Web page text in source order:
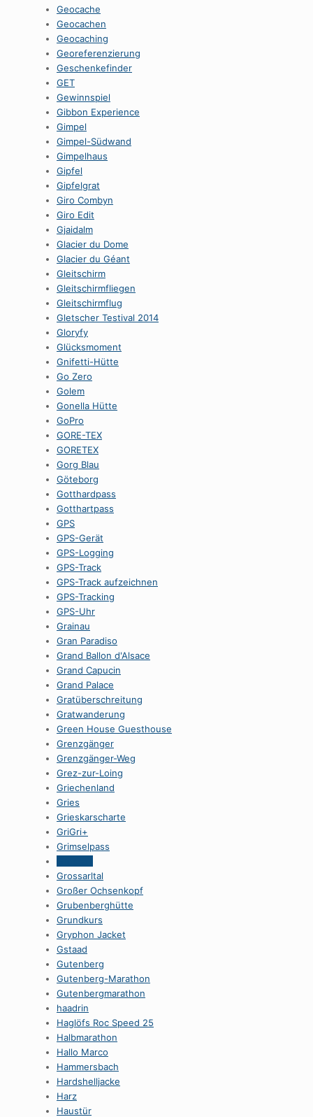
Geocache
Geocachen
Geocaching
Georeferenzierung
Geschenkefinder
GET
Gewinnspiel
Gibbon Experience
Gimpel
Gimpel-Südwand
Gimpelhaus
Gipfel
Gipfelgrat
Giro Combyn
Giro Edit
Gjaidalm
Glacier du Dome
Glacier du Géant
Gleitschirm
Gleitschirmfliegen
Gleitschirmflug
Gletscher Testival 2014
Gloryfy
Glücksmoment
Gnifetti-Hütte
Go Zero
Golem
Gonella Hütte
GoPro
GORE-TEX
GORETEX
Gorg Blau
Göteborg
Gotthardpass
Gotthartpass
GPS
GPS-Gerät
GPS-Logging
GPS-Track
GPS-Track aufzeichnen
GPS-Tracking
GPS-Uhr
Grainau
Gran Paradiso
Grand Ballon d'Alsace
Grand Capucin
Grand Palace
Gratüberschreitung
Gratwanderung
Green House Guesthouse
Grenzgänger
Grenzgänger-Weg
Grez-zur-Loing
Griechenland
Gries
Grieskarscharte
GriGri+
Grimselpass
Grossarltal
Großer Ochsenkopf
Grubenberghütte
Grundkurs
Gryphon Jacket
Gstaad
Gutenberg
Gutenberg-Marathon
Gutenbergmarathon
haadrin
Haglöfs Roc Speed 25
Halbmarathon
Hallo Marco
Hammersbach
Hardshelljacke
Harz
Haustür